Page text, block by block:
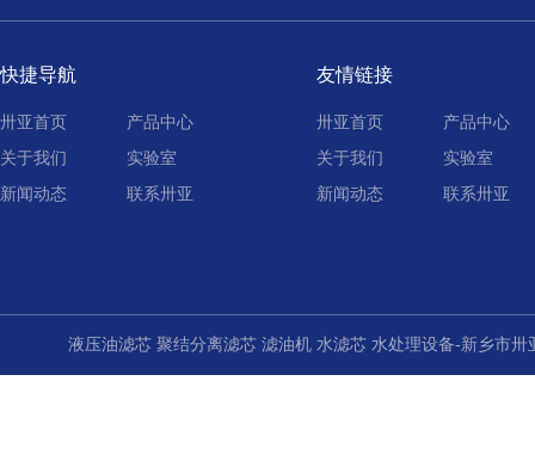
快捷导航
卅亚首页
产品中心
关于我们
实验室
新闻动态
联系卅亚
友情链接
卅亚首页
产品中心
关于我们
实验室
新闻动态
联系卅亚
液压油滤芯 聚结分离滤芯 滤油机 水滤芯 水处理设备-新乡